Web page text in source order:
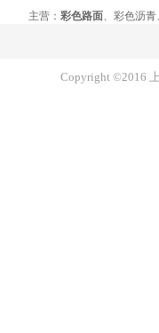
主营： 彩色路面、彩色沥青
Copyright ©2016